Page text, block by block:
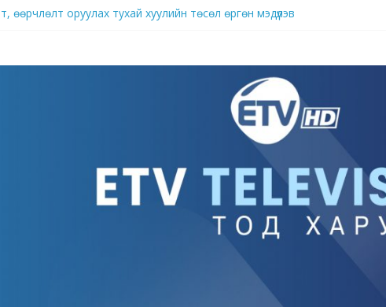
оруулах тухай хуулийн төсөл өргөн мэдүүлэв
импортыг орлох үйлдвэрлэлийг хөгжүүлж байна
ард иргэдийн аж амьдралыг гацаах хэмжээнд хүрч хэрхэвч болохгүй